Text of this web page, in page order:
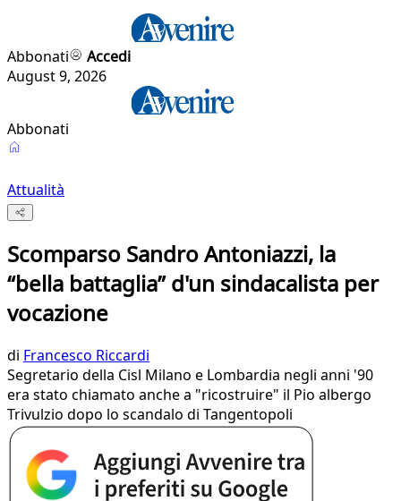
Abbonati
Accedi
August 9, 2026
Abbonati
Attualità
Scomparso Sandro Antoniazzi, la
“bella battaglia” d'un sindacalista per
vocazione
di Francesco Riccardi
Segretario della Cisl Milano e Lombardia negli anni '90
era stato chiamato anche a "ricostruire" il Pio albergo
Trivulzio dopo lo scandalo di Tangentopoli